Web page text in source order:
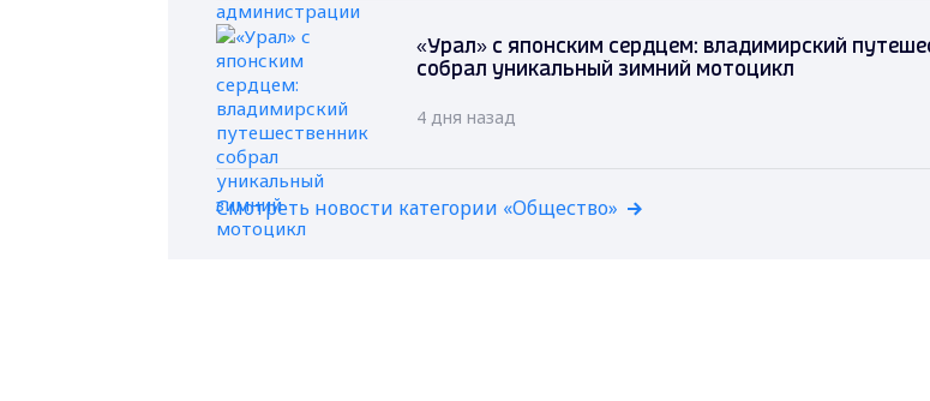
«Урал» с японским сердцем: владимирский
собрал уникальный зимний мотоцикл
4 дня назад
Смотреть новости категории «Общество»